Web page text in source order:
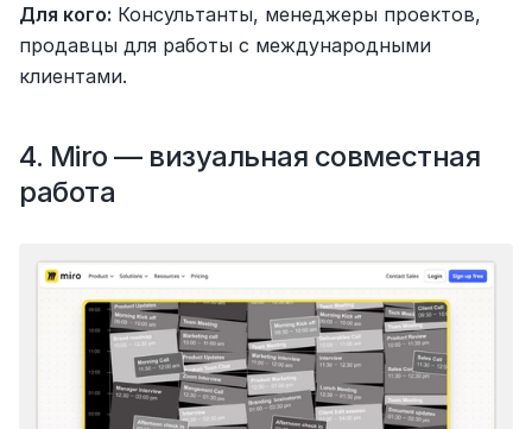
Для кого: Консультанты, менеджеры проектов,
продавцы для работы с международными
клиентами.
4. Miro — визуальная совместная
работа